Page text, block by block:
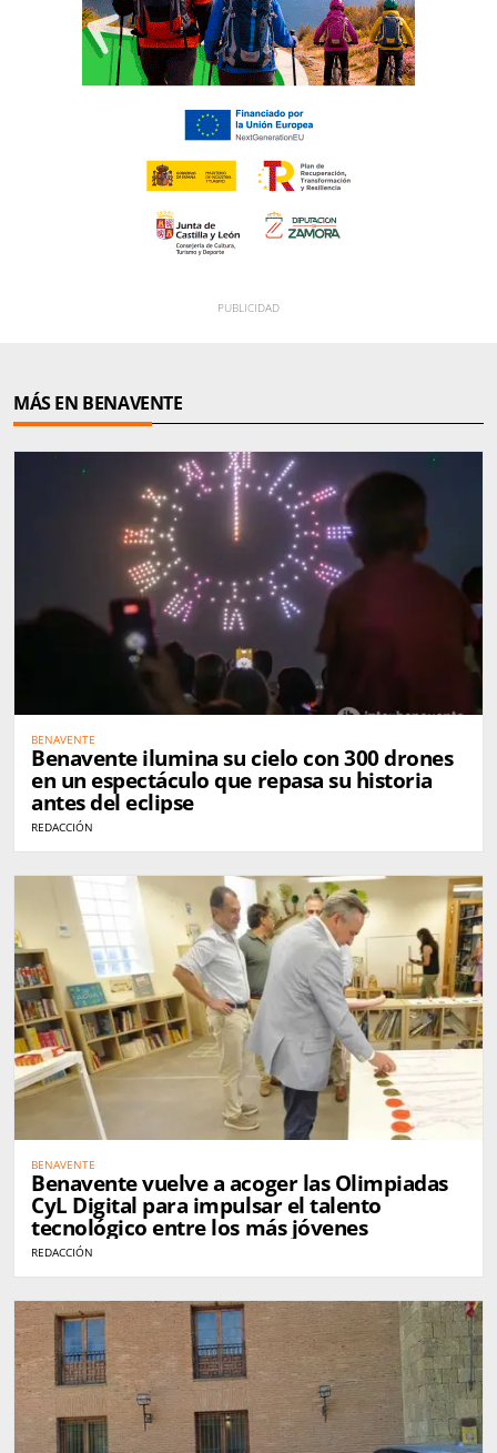
MÁS EN BENAVENTE
BENAVENTE
Benavente ilumina su cielo con 300 drones
en un espectáculo que repasa su historia
antes del eclipse
REDACCIÓN
BENAVENTE
Benavente vuelve a acoger las Olimpiadas
CyL Digital para impulsar el talento
tecnológico entre los más jóvenes
REDACCIÓN